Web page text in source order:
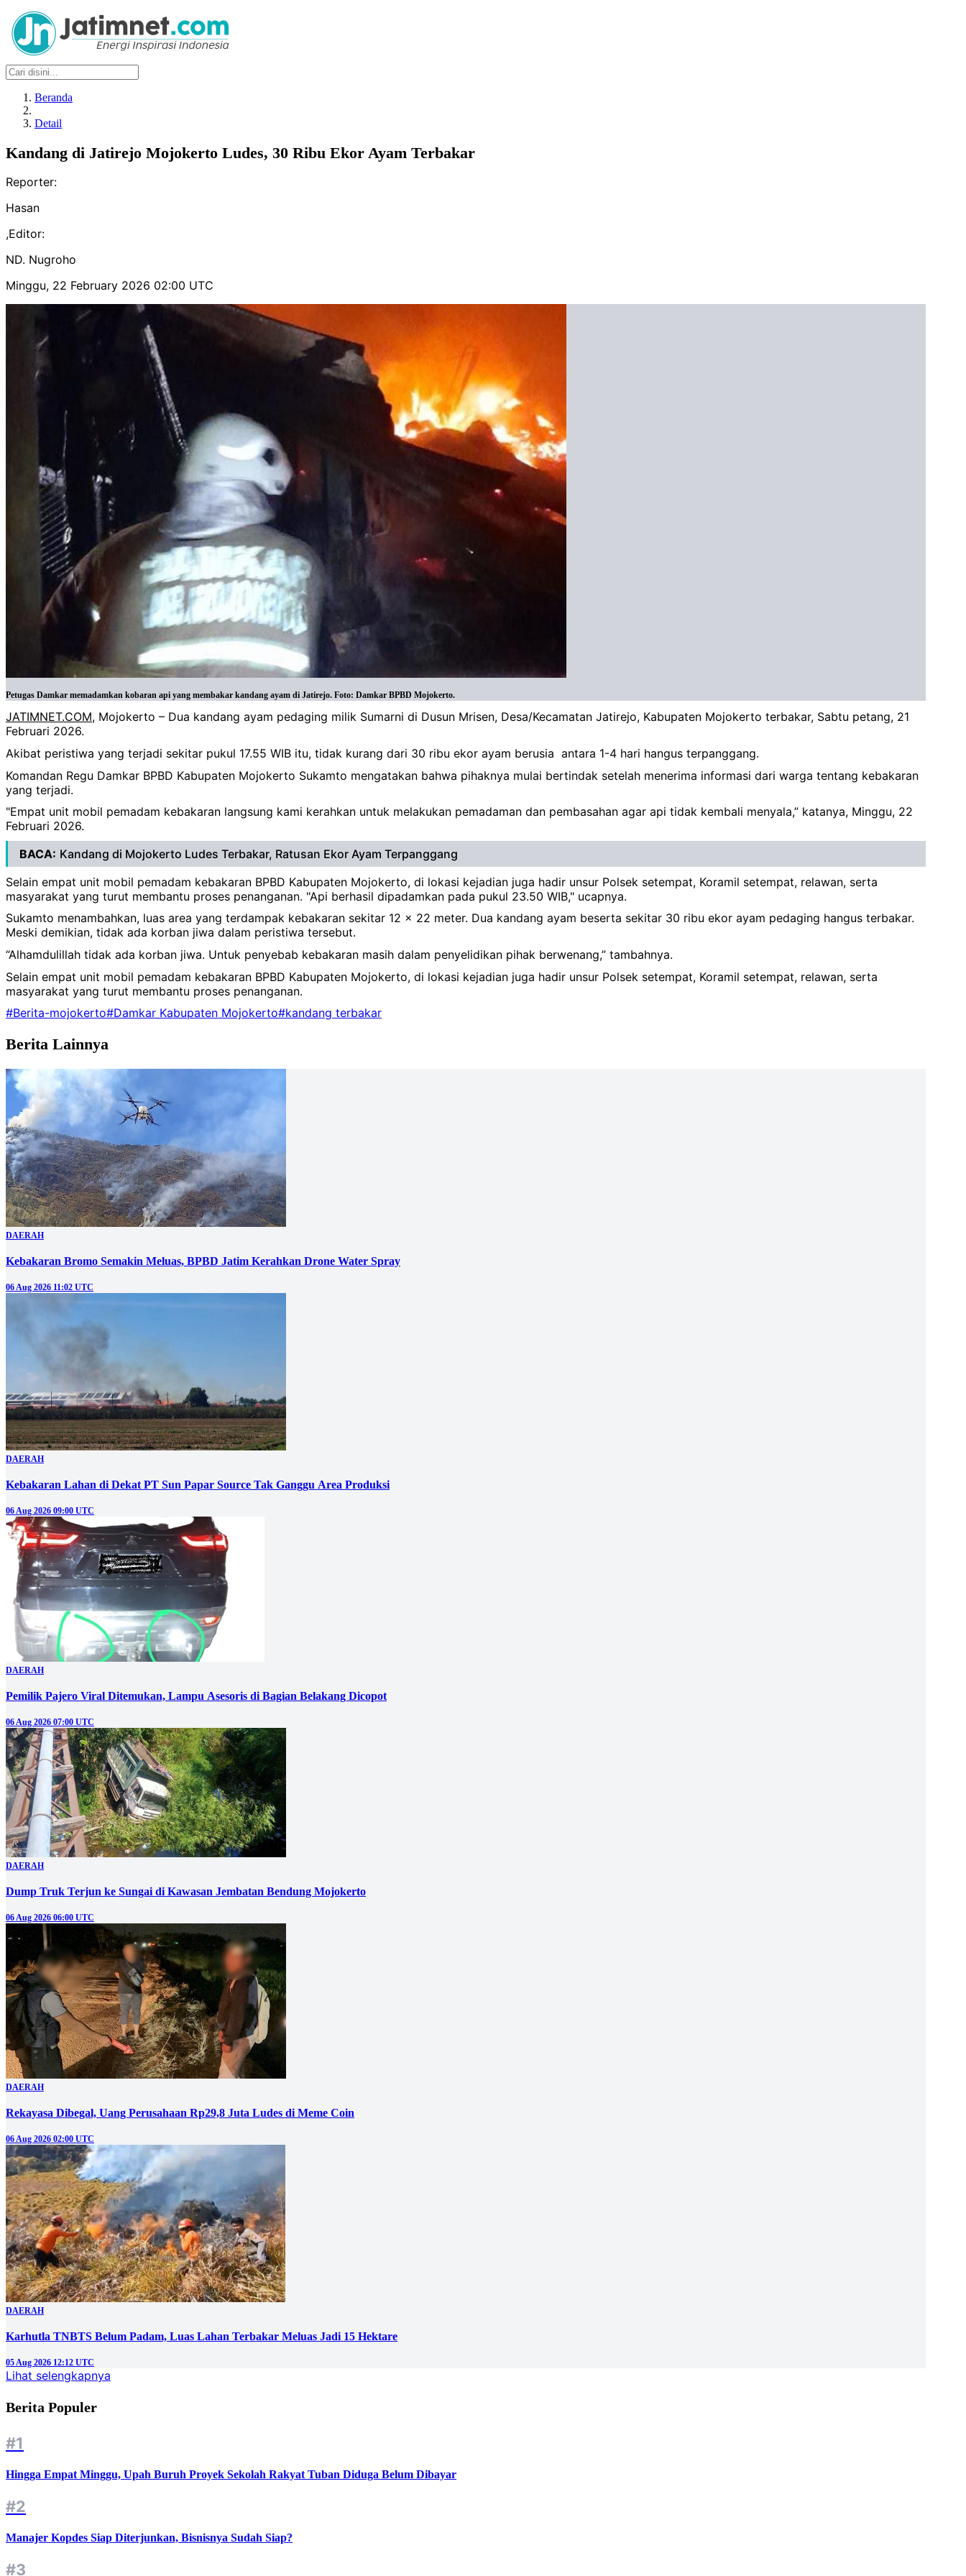
Beranda
Detail
Kandang di Jatirejo Mojokerto Ludes, 30 Ribu Ekor Ayam Terbakar
Reporter:
Hasan
,Editor:
ND. Nugroho
Minggu, 22 February 2026 02:00 UTC
Petugas Damkar memadamkan kobaran api yang membakar kandang ayam di Jatirejo. Foto: Damkar BPBD Mojokerto.
JATIMNET.COM, Mojokerto – Dua kandang ayam pedaging milik Sumarni di Dusun Mrisen, Desa/Kecamatan Jatirejo, Kabupaten Mojokerto terbakar, Sabtu petang, 21
Februari 2026.
Akibat peristiwa yang terjadi sekitar pukul 17.55 WIB itu, tidak kurang dari 30 ribu ekor ayam berusia antara 1-4 hari hangus terpanggang.
Komandan Regu Damkar BPBD Kabupaten Mojokerto Sukamto mengatakan bahwa pihaknya mulai bertindak setelah menerima informasi dari warga tentang kebakaran
yang terjadi.
"Empat unit mobil pemadam kebakaran langsung kami kerahkan untuk melakukan pemadaman dan pembasahan agar api tidak kembali menyala,” katanya, Minggu, 22
Februari 2026.
BACA: Kandang di Mojokerto Ludes Terbakar, Ratusan Ekor Ayam Terpanggang
Selain empat unit mobil pemadam kebakaran BPBD Kabupaten Mojokerto, di lokasi kejadian juga hadir unsur Polsek setempat, Koramil setempat, relawan, serta
masyarakat yang turut membantu proses penanganan. "Api berhasil dipadamkan pada pukul 23.50 WIB," ucapnya.
Sukamto menambahkan, luas area yang terdampak kebakaran sekitar 12 x 22 meter. Dua kandang ayam beserta sekitar 30 ribu ekor ayam pedaging hangus terbakar.
Meski demikian, tidak ada korban jiwa dalam peristiwa tersebut.
“Alhamdulillah tidak ada korban jiwa. Untuk penyebab kebakaran masih dalam penyelidikan pihak berwenang,” tambahnya.
Selain empat unit mobil pemadam kebakaran BPBD Kabupaten Mojokerto, di lokasi kejadian juga hadir unsur Polsek setempat, Koramil setempat, relawan, serta
masyarakat yang turut membantu proses penanganan.
#Berita-mojokerto#Damkar Kabupaten Mojokerto#kandang terbakar
Berita Lainnya
DAERAH
Kebakaran Bromo Semakin Meluas, BPBD Jatim Kerahkan Drone Water Spray
06 Aug 2026 11:02 UTC
DAERAH
Kebakaran Lahan di Dekat PT Sun Papar Source Tak Ganggu Area Produksi
06 Aug 2026 09:00 UTC
DAERAH
Pemilik Pajero Viral Ditemukan, Lampu Asesoris di Bagian Belakang Dicopot
06 Aug 2026 07:00 UTC
DAERAH
Dump Truk Terjun ke Sungai di Kawasan Jembatan Bendung Mojokerto
06 Aug 2026 06:00 UTC
DAERAH
Rekayasa Dibegal, Uang Perusahaan Rp29,8 Juta Ludes di Meme Coin
06 Aug 2026 02:00 UTC
DAERAH
Karhutla TNBTS Belum Padam, Luas Lahan Terbakar Meluas Jadi 15 Hektare
05 Aug 2026 12:12 UTC
Lihat selengkapnya
Berita Populer
#1
Hingga Empat Minggu, Upah Buruh Proyek Sekolah Rakyat Tuban Diduga Belum Dibayar
#2
Manajer Kopdes Siap Diterjunkan, Bisnisnya Sudah Siap?
#3